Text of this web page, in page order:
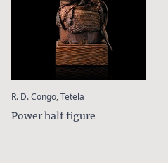
R. D. Congo, Tetela
Power half figure